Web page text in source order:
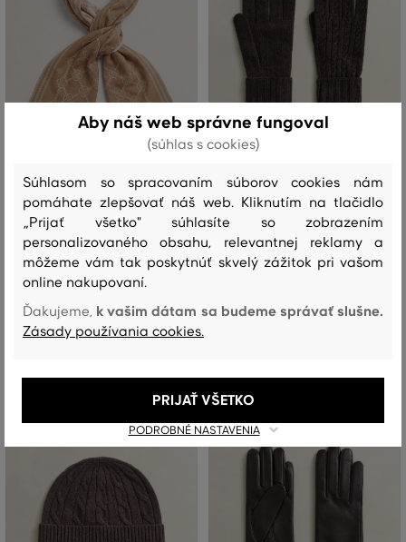
ŠÁL GANT MONOGRAM JACQUARD
WOOL SCARF
129,90 €
Dostupné veľkosti:
Jedna veľkosť
GLOVES
64,90 €
Jedna veľkosť
Aby náš web správne fungoval
(súhlas s cookies)
Súhlasom so spracovaním súborov cookies nám
pomáhate zlepšovať náš web. Kliknutím na tlačidlo
„Prijať všetko" súhlasíte so zobrazením
personalizovaného obsahu, relevantnej reklamy a
môžeme vám tak poskytnúť skvelý zážitok pri vašom
online nakupovaní.
Ďakujeme, k vašim dátam sa budeme správať slušne.
Zásady používania cookies.
PODROBNÉ NASTAVENIA
PRIJAŤ VŠETKO